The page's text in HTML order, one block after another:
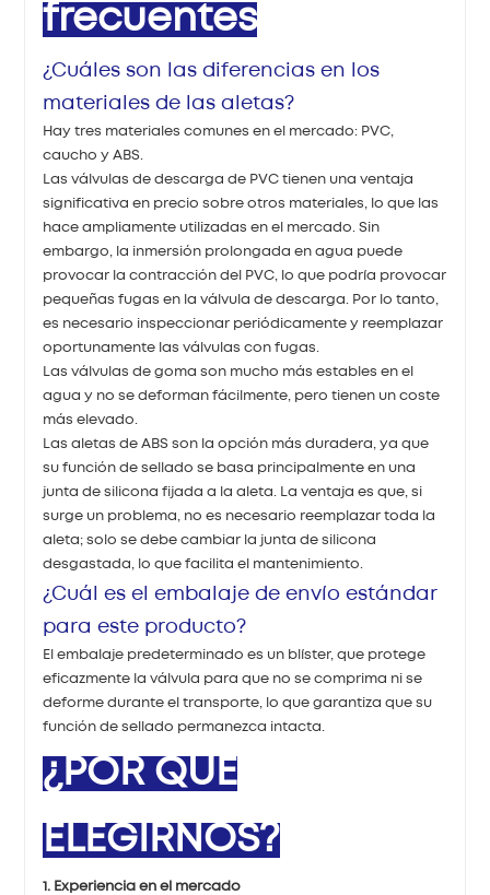
frecuentes
¿Cuáles son las diferencias en los
materiales de las aletas?
Hay tres materiales comunes en el mercado: PVC,
caucho y ABS.
Las válvulas de descarga de PVC tienen una ventaja
significativa en precio sobre otros materiales, lo que las
hace ampliamente utilizadas en el mercado. Sin
embargo, la inmersión prolongada en agua puede
provocar la contracción del PVC, lo que podría provocar
pequeñas fugas en la válvula de descarga. Por lo tanto,
es necesario inspeccionar periódicamente y reemplazar
oportunamente las válvulas con fugas.
Las válvulas de goma son mucho más estables en el
agua y no se deforman fácilmente, pero tienen un coste
más elevado.
Las aletas de ABS son la opción más duradera, ya que
su función de sellado se basa principalmente en una
junta de silicona fijada a la aleta. La ventaja es que, si
surge un problema, no es necesario reemplazar toda la
aleta; solo se debe cambiar la junta de silicona
desgastada, lo que facilita el mantenimiento.
¿Cuál es el embalaje de envío estándar
para este producto?
El embalaje predeterminado es un blíster, que protege
eficazmente la válvula para que no se comprima ni se
deforme durante el transporte, lo que garantiza que su
función de sellado permanezca intacta.
¿POR QUÉ
ELEGIRNOS?
1. Experiencia en el mercado